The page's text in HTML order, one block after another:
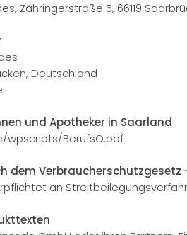
Zähringerstraße 5, 66119
Deutschland
und Apotheker in Saarland
wpscripts/BerufsO.pdf
dem Verbraucherschutzgesetz
an